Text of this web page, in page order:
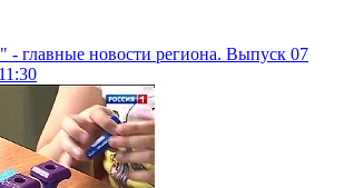
- главные новости региона. Выпуск 07